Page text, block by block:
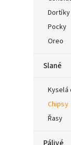
Dortíky
Pocky
Oreo
Slané
Kyselá
Chipsy
Řasy